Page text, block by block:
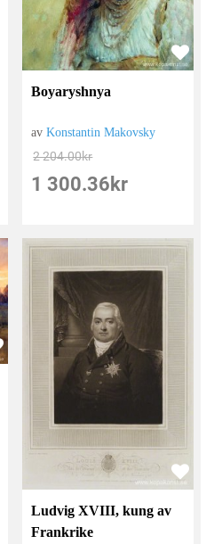
Boyaryshnya
avKonstantin Makovsky
2 204.00kr
1 300.36 kr
Ludvig XVIII, kung av
Frankrike